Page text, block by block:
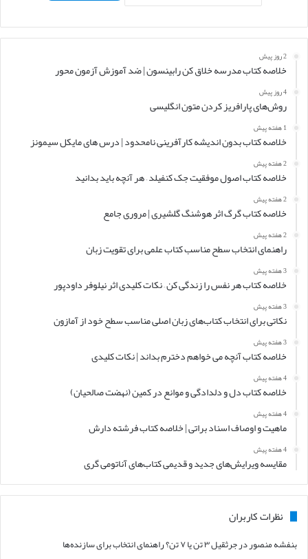
2 روز پیش
خلاصه کتاب مدرسه خلاق کن رابینسون | ضد آموزش آزمون محور
4 روز پیش
روش‌های پارافریز کردن متون انگلیسی
1 هفته پیش
خلاصه کتاب بدون اندیشه کارآفرینی نامحدود | درس های مایکل سیمونز
2 هفته پیش
خلاصه کتاب اصول موفقیت جک کنفیلد – هر آنچه باید بدانید
2 هفته پیش
خلاصه کتاب گرگ اثر هوشنگ گلشیری | مروری جامع
2 هفته پیش
راهنمای انتخاب سطح مناسب کتاب علمی برای تقویت زبان
3 هفته پیش
خلاصه کتاب هر نفس را زندگی کن – نکات کلیدی اثر نیلوفر داودپور
3 هفته پیش
نکاتی برای انتخاب کتاب‌های زبان اصلی مناسب سطح خود از آمازون
3 هفته پیش
خلاصه کتاب آنچه می خواهم دخترم بداند | نکات کلیدی
4 هفته پیش
خلاصه کتاب دل و دلدادگی و موانع در کمین (نهضت صالحیان)
4 هفته پیش
ماهیت و اوصاف اسناد براتی | خلاصه کتاب فرشته دارش
4 هفته پیش
مقایسه ویرایش‌های جدید و قدیمی کتاب‌های آناتومی گری
نظرات کاربران
بنفشه منصوردرجرثقیل ۳ تن یا ۷ تن؟ راهنمای انتخاب برای سازنده‌ها